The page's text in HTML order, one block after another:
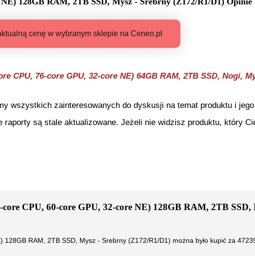
cenę w wybranym sklepie na Ceneo.pl
CPU, 76-core GPU, 32-core NE) 64GB RAM, 2TB SSD, Nogi,
wszystkich zainteresowanych do dyskusji na temat produktu i
raporty są stale aktualizowane. Jeżeli nie widzisz produktu, który
CPU, 60-core GPU, 32-core NE) 128GB RAM, 2TB SSD,
RAM, 2TB SSD, Mysz - Srebrny (Z172/R1/D1) można było kupić za